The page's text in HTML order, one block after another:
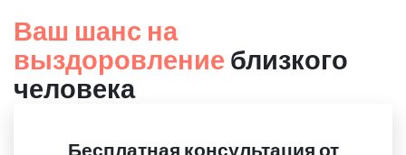
Ваш шанс на
выздоровление близкого
человека
Бесплатная консультация от